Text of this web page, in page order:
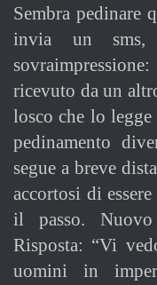
Sembra pedinare
invia un
ricevuto da un
losco che lo
pedinamento
segue a breve
accortosi di
il passo. Nuovo
Risposta: “Vi
uomini in